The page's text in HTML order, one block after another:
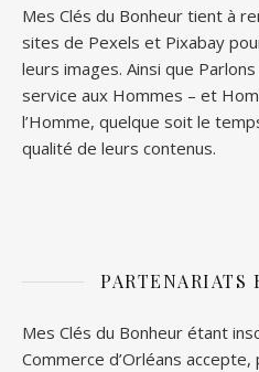
Mes Clés du Bonheur tient à
sites de Pexels et Pixabay
leurs images. Ainsi que
service aux Hommes – et
l’Homme, quelque soit le
qualité de leurs contenus.
Mes Clés du Bonheur étant
Commerce d’Orléans